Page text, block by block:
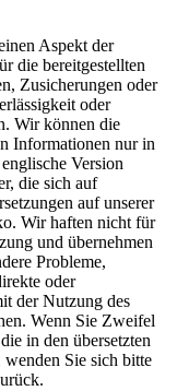
Aspekt der
die bereitgestellten
Zusicherungen oder
oder
Wir können die
Informationen nur in
Version
die sich auf
auf unserer
Wir haften nicht für
und übernehmen
Probleme,
oder
der Nutzung des
Wenn Sie Zweifel
in den übersetzten
wenden Sie sich bitte